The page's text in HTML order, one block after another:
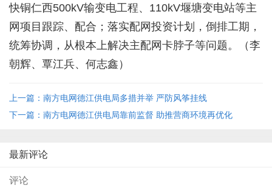
快铜仁西500kV输变电工程、110kV堰塘变电站等主
网项目跟踪、配合；落实配网投资计划，倒排工期，
统筹协调，从根本上解决主配网卡脖子等问题。（李
朝辉、覃江兵、何志鑫）
上一篇：南方电网德江供电局多措并举 严防风筝挂线
下一篇：南方电网德江供电局靠前监督 助推营商环境再优化
最新评论